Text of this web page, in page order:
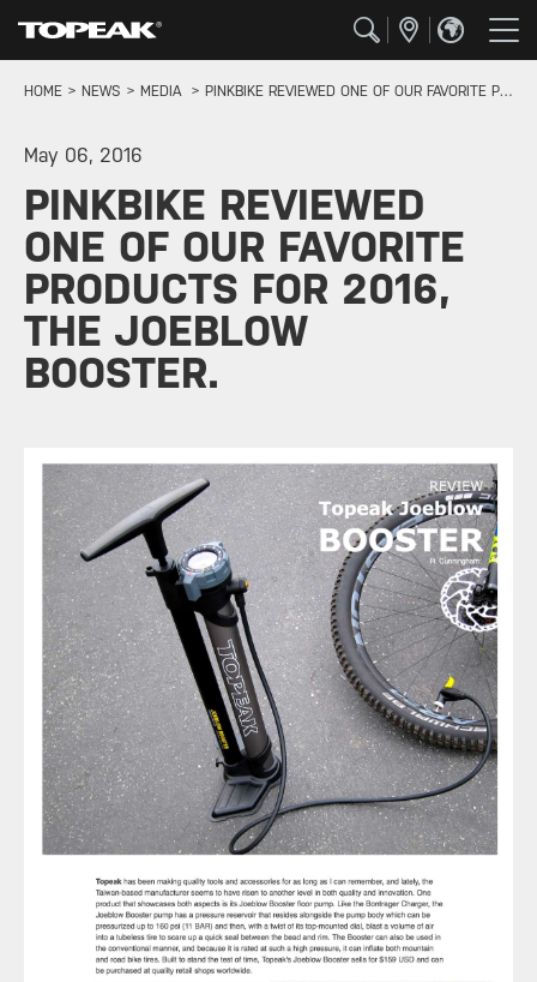
HOME NEWS MEDIA PINKBIKE REVIEWED ONE OF OUR FAVORITE PRODUCTS FOR 2016, THE JOEBLOW BOOSTER.
May 06, 2016
PINKBIKE REVIEWED
ONE OF OUR FAVORITE
PRODUCTS FOR 2016,
THE JOEBLOW
BOOSTER.